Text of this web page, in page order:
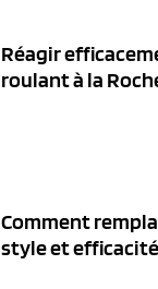
Réagir
roulant à la
Comment
style et efficacité